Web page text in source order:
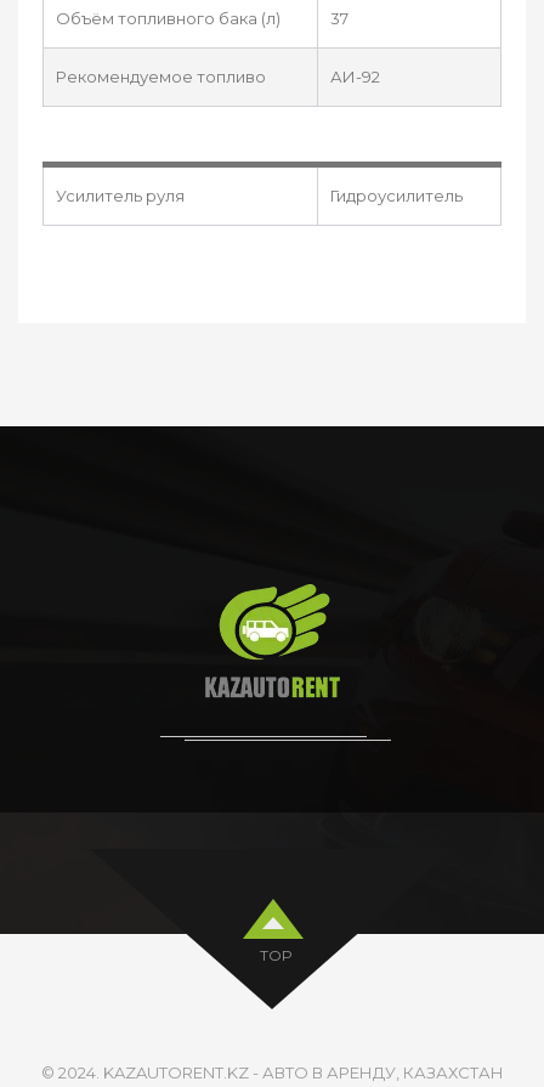
Объём топливного бака (л) 37
Рекомендуемое топливо АИ-92
Усилитель руля Гидроусилитель
TOP
© 2024. KAZAUTORENT.KZ - АВТО В АРЕНДУ, КАЗАХСТАН